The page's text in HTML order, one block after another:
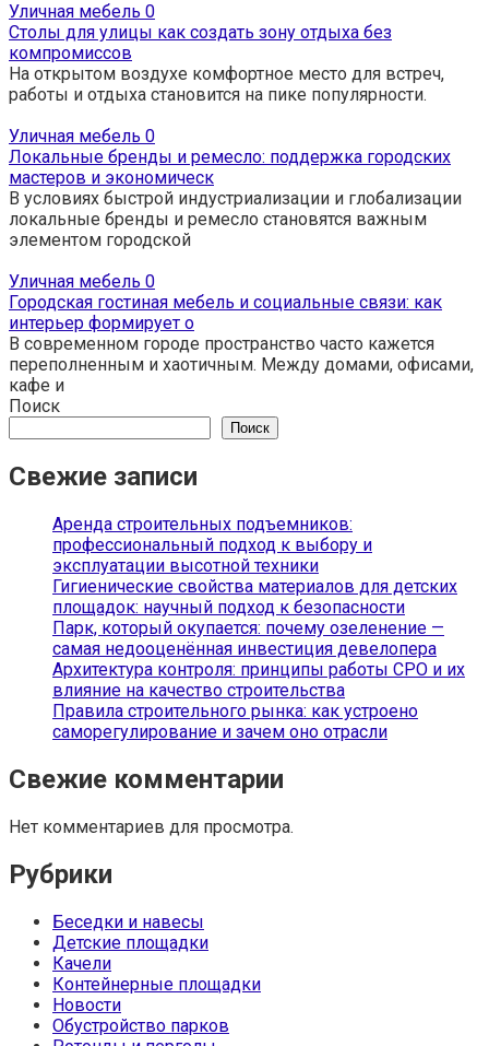
Уличная мебель 0
Столы для улицы как создать зону отдыха без
компромиссов
На открытом воздухе комфортное место для встреч,
работы и отдыха становится на пике популярности.
Уличная мебель 0
Локальные бренды и ремесло: поддержка городских
мастеров и экономическ
В условиях быстрой индустриализации и глобализации
локальные бренды и ремесло становятся важным
элементом городской
Уличная мебель 0
Городская гостиная мебель и социальные связи: как
интерьер формирует о
В современном городе пространство часто кажется
переполненным и хаотичным. Между домами, офисами,
кафе и
Поиск
Поиск
Свежие записи
Аренда строительных подъемников:
профессиональный подход к выбору и
эксплуатации высотной техники
Гигиенические свойства материалов для детских
площадок: научный подход к безопасности
Парк, который окупается: почему озеленение —
самая недооценённая инвестиция девелопера
Архитектура контроля: принципы работы СРО и их
влияние на качество строительства
Правила строительного рынка: как устроено
саморегулирование и зачем оно отрасли
Свежие комментарии
Нет комментариев для просмотра.
Рубрики
Беседки и навесы
Детские площадки
Качели
Контейнерные площадки
Новости
Обустройство парков